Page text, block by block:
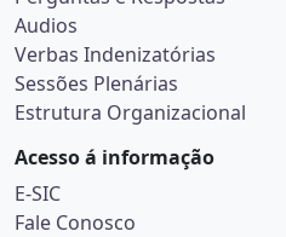
Audios
Verbas Indenizatórias
Sessões Plenárias
Estrutura Organizacional
Acesso á informação
E-SIC
Fale Conosco